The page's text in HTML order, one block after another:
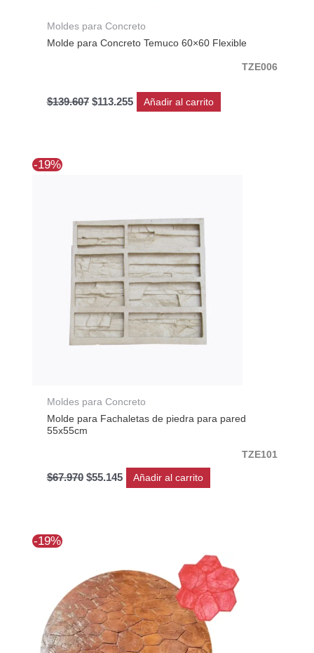
Moldes para Concreto
Molde para Concreto Temuco 60×60 Flexible
TZE006
$139.607 $113.255 Añadir al carrito
-19%
Moldes para Concreto
Molde para Fachaletas de piedra para pared
55x55cm
TZE101
$67.970 $55.145 Añadir al carrito
-19%
era:
$139.607.
es:
$113.010.